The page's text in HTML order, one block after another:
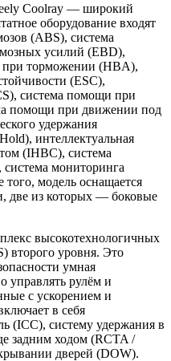
Coolray — широкий
оборудование входят
(ABS), система
усилий (EBD),
при торможении (HBA),
(ESС),
система помощи при
помощи при движении под
удержания
интеллектуальная
(IHBC), система
мониторинга
модель оснащается
две из которых — боковые
высокотехнологичных
второго уровня. Это
умная
управлять рулём и
с ускорением и
в себя
(ICC), систему удержания в
задним ходом (RCTA /
дверей (DOW).